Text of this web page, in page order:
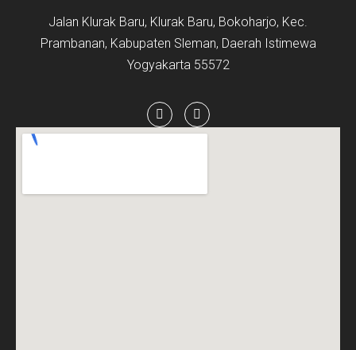
Jalan Klurak Baru, Klurak Baru, Bokoharjo, Kec.
Prambanan, Kabupaten Sleman, Daerah Istimewa
Yogyakarta 55572